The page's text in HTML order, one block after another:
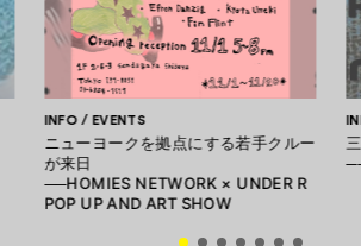
INFO / EVENTS
ニューヨークを拠点にする若手クルー
が来日
──HOMIES NETWORK × UNDER R
POP UP AND ART SHOW